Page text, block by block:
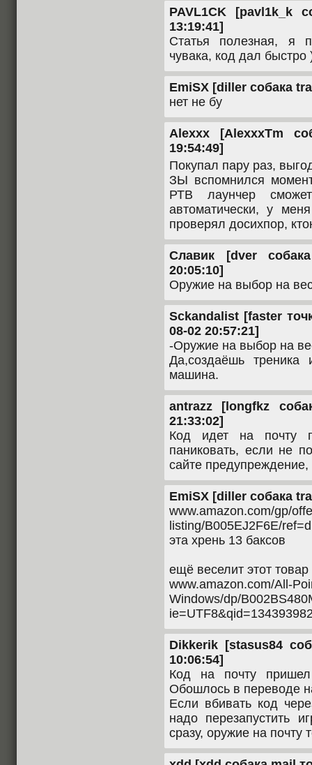
PAVL1CK [pavl1k_k
13:19:41]
Статья полезная, я
чувака, код дал быстро
EmiSX [diller собака
нет не бу
Alexxx [AlexxxTm
19:54:49]
Покупал пару раз,
ЗЫ вспомнился
РТВ лаунчер
автоматически, у
проверял досихпор,
Славик [dver
20:05:10]
Оружие на выбор на
Sckandalist [faster
08-02 20:57:21]
-Оружие на выбор на
Да,создаёшь
машина.
antrazz [longfkz
21:33:02]
Код идет на почту
паниковать, если не
сайте предупреждение,
EmiSX [diller собака
www.amazon.com/gp/
listing/B005EJ2F6E/
эта хрень 13 баксов
ещё веселит этот товар
www.amazon.com/All-
Windows/dp/
Dikkerik [stasus84
10:06:54]
Код на почту
Обошлось в переводе
Если вбивать код
надо перезапустить
сразу, оружие на почту